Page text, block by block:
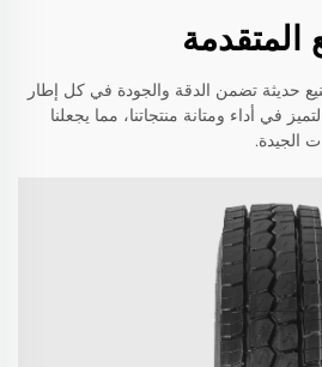
المتقدمة
حديثة تضمن الدقة والجودة في كل إطار
في أداء ومتانة منتجاتنا، مما يجعلنا
الجيدة.